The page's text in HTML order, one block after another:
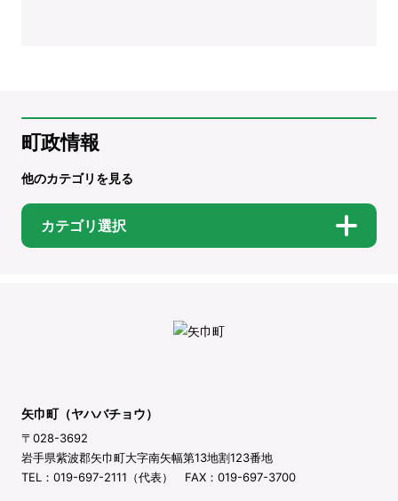
町政情報
他のカテゴリを見る
カテゴリ選択
矢巾町（ヤハバチョウ）
〒028-3692
岩手県紫波郡矢巾町大字南矢幅第13地割123番地
TEL：019-697-2111（代表） FAX：019-697-3700